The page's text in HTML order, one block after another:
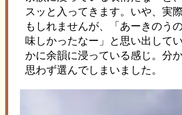
スッと入ってきます。いや、実
もしれませんが、「あーきのう
味しかったなー」と思い出して
かに余韻に浸っている感じ。分
思わず選んでしまいました。